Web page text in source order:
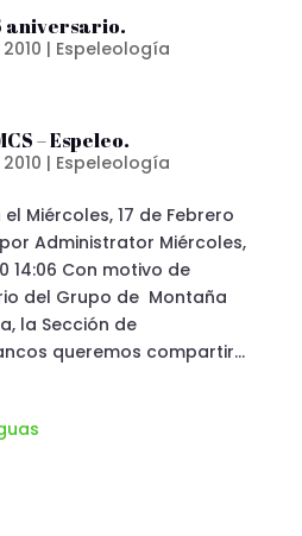
aniversario.
| Espeleología
– Espeleo.
| Espeleología
Miércoles, 17 de Febrero
por Administrator Miércoles,
14:06 Con motivo de
del Grupo de Montaña
la Sección de
queremos compartir...